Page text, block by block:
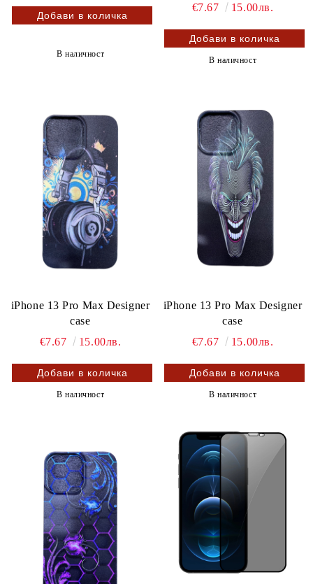
В наличност
€7.67
15.00лв.
В наличност
iPhone 13 Pro Max Designer
case
€7.67
15.00лв.
В наличност
iPhone 13 Pro Max Designer
case
€7.67
15.00лв.
В наличност